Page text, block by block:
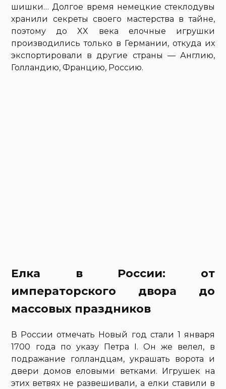
шишки… Долгое время немецкие стеклодувы
хранили секреты своего мастерства в тайне,
поэтому до XX века елочные игрушки
производились только в Германии, откуда их
экспортировали в другие страны — Англию,
Голландию, Францию, Россию.
Елка в России: от
императорского двора до
массовых праздников
В России отмечать Новый год стали 1 января
1700 года по указу Петра I. Он же велел, в
подражание голландцам, украшать ворота и
двери домов еловыми ветками. Игрушек на
этих ветвях не развешивали, а елки ставили в